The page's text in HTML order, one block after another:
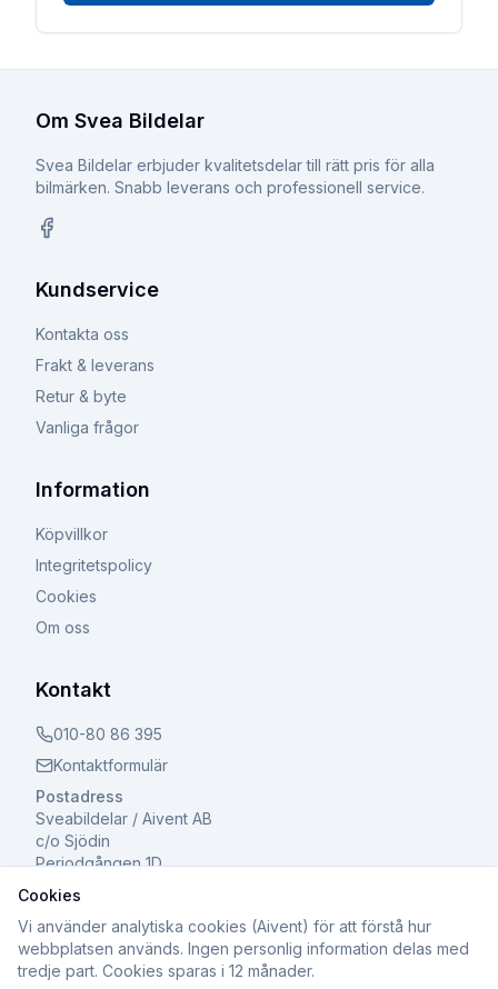
Om Svea Bildelar
Svea Bildelar erbjuder kvalitetsdelar till rätt pris för alla
bilmärken. Snabb leverans och professionell service.
Kundservice
Kontakta oss
Frakt & leverans
Retur & byte
Vanliga frågor
Information
Köpvillkor
Integritetspolicy
Cookies
Om oss
Kontakt
010-80 86 395
Kontaktformulär
Postadress
Sveabildelar / Aivent AB
c/o Sjödin
Periodgången 1D
611 37 Nyköping
©2026Sveabildelar / Aivent AB. Alla rättigheter
Cookies
Vi använder analytiska cookies (Aivent) för att förstå hur
webbplatsen används. Ingen personlig information delas med
tredje part. Cookies sparas i 12 månader.